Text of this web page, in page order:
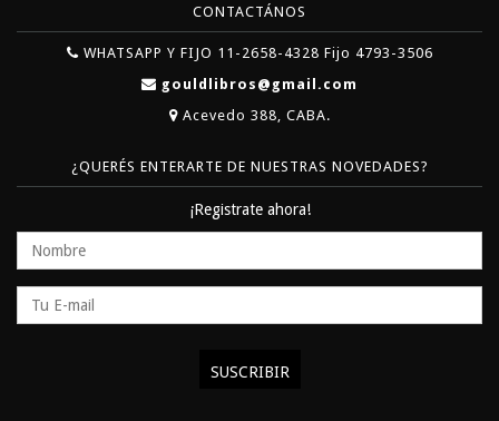
CONTACTÁNOS
WHATSAPP Y FIJO 11-2658-4328 Fijo 4793-3506
gouldlibros@gmail.com
Acevedo 388, CABA.
¿QUERÉS ENTERARTE DE NUESTRAS NOVEDADES?
¡Registrate ahora!